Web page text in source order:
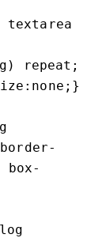
textarea
repeat;
box-